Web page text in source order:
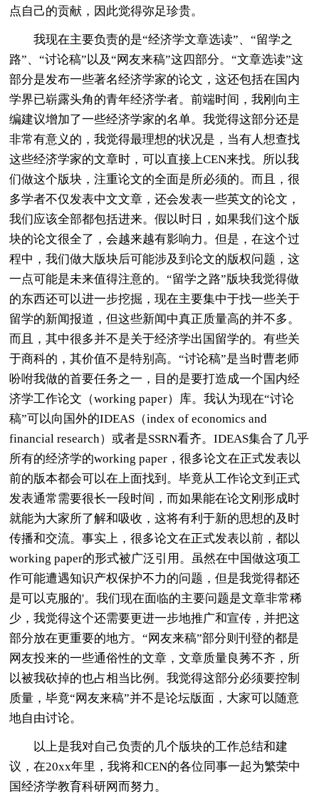
点自己的贡献，因此觉得弥足珍贵。
我现在主要负责的是“经济学文章选读”、“留学之
路”、“讨论稿”以及“网友来稿”这四部分。“文章选读”这
部分是发布一些著名经济学家的论文，这还包括在国内
学界已崭露头角的青年经济学者。前端时间，我刚向主
编建议增加了一些经济学家的名单。我觉得这部分还是
非常有意义的，我觉得最理想的状况是，当有人想查找
这些经济学家的文章时，可以直接上CEN来找。所以我
们做这个版块，注重论文的全面是所必须的。而且，很
多学者不仅发表中文文章，还会发表一些英文的论文，
我们应该全部都包括进来。假以时日，如果我们这个版
块的论文很全了，会越来越有影响力。但是，在这个过
程中，我们做大版块后可能涉及到论文的版权问题，这
一点可能是未来值得注意的。“留学之路”版块我觉得做
的东西还可以进一步挖掘，现在主要集中于找一些关于
留学的新闻报道，但这些新闻中真正质量高的并不多。
而且，其中很多并不是关于经济学出国留学的。有些关
于商科的，其价值不是特别高。“讨论稿”是当时曹老师
吩咐我做的首要任务之一，目的是要打造成一个国内经
济学工作论文（working paper）库。我认为现在“讨论
稿”可以向国外的IDEAS（index of economics and
financial research）或者是SSRN看齐。IDEAS集合了几乎
所有的经济学的working paper，很多论文在正式发表以
前的版本都会可以在上面找到。毕竟从工作论文到正式
发表通常需要很长一段时间，而如果能在论文刚形成时
就能为大家所了解和吸收，这将有利于新的思想的及时
传播和交流。事实上，很多论文在正式发表以前，都以
working paper的形式被广泛引用。虽然在中国做这项工
作可能遭遇知识产权保护不力的问题，但是我觉得都还
是可以克服的'。我们现在面临的主要问题是文章非常稀
少，我觉得这个还需要更进一步地推广和宣传，并把这
部分放在更重要的地方。“网友来稿”部分则刊登的都是
网友投来的一些通俗性的文章，文章质量良莠不齐，所
以被我砍掉的也占相当比例。我觉得这部分必须要控制
质量，毕竟“网友来稿”并不是论坛版面，大家可以随意
地自由讨论。
以上是我对自己负责的几个版块的工作总结和建
议，在20xx年里，我将和CEN的各位同事一起为繁荣中
国经济学教育科研网而努力。